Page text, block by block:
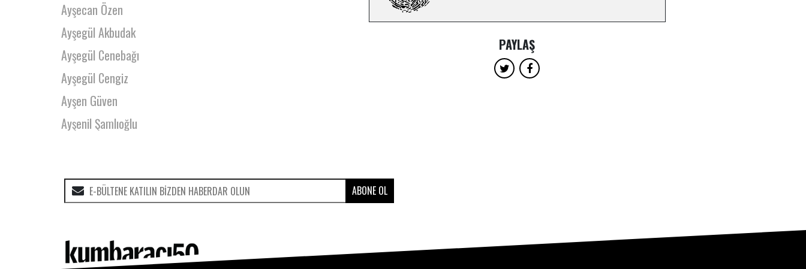
Ayşecan Özen
Ayşegül Akbudak
Ayşegül Cenebağı
Ayşegül Cengiz
Ayşen Güven
Ayşenil Şamlıoğlu
Aytekin Atabey
Bahar Çuhadar
Bahar Ezgi Uysal
PAYLAŞ
ABONE OL